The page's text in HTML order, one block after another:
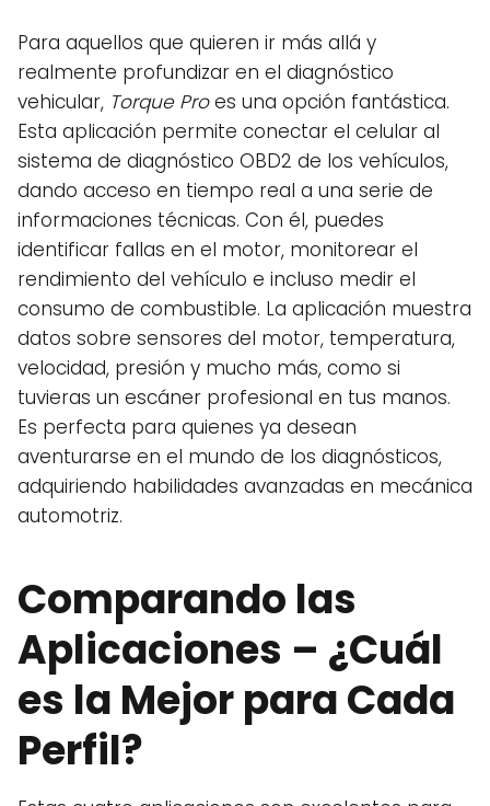
Para aquellos que quieren ir más allá y
realmente profundizar en el diagnóstico
vehicular, Torque Proes una opción fantástica.
Esta aplicación permite conectar el celular al
sistema de diagnóstico OBD2 de los vehículos,
dando acceso en tiempo real a una serie de
informaciones técnicas. Con él, puedes
identificar fallas en el motor, monitorear el
rendimiento del vehículo e incluso medir el
consumo de combustible. La aplicación muestra
datos sobre sensores del motor, temperatura,
velocidad, presión y mucho más, como si
tuvieras un escáner profesional en tus manos.
Es perfecta para quienes ya desean
aventurarse en el mundo de los diagnósticos,
adquiriendo habilidades avanzadas en mecánica
automotriz.
Comparando las
Aplicaciones – ¿Cuál
es la Mejor para Cada
Perfil?